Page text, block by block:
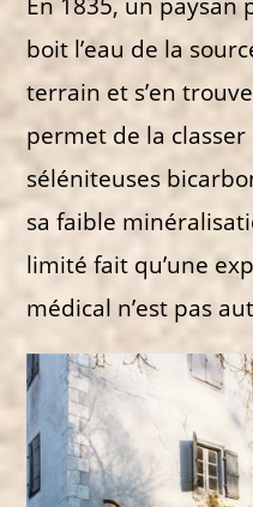
boit l’eau de la
terrain et s’en
permet de la
séléniteuses
sa faible
limité fait qu’une
médical n’est pas